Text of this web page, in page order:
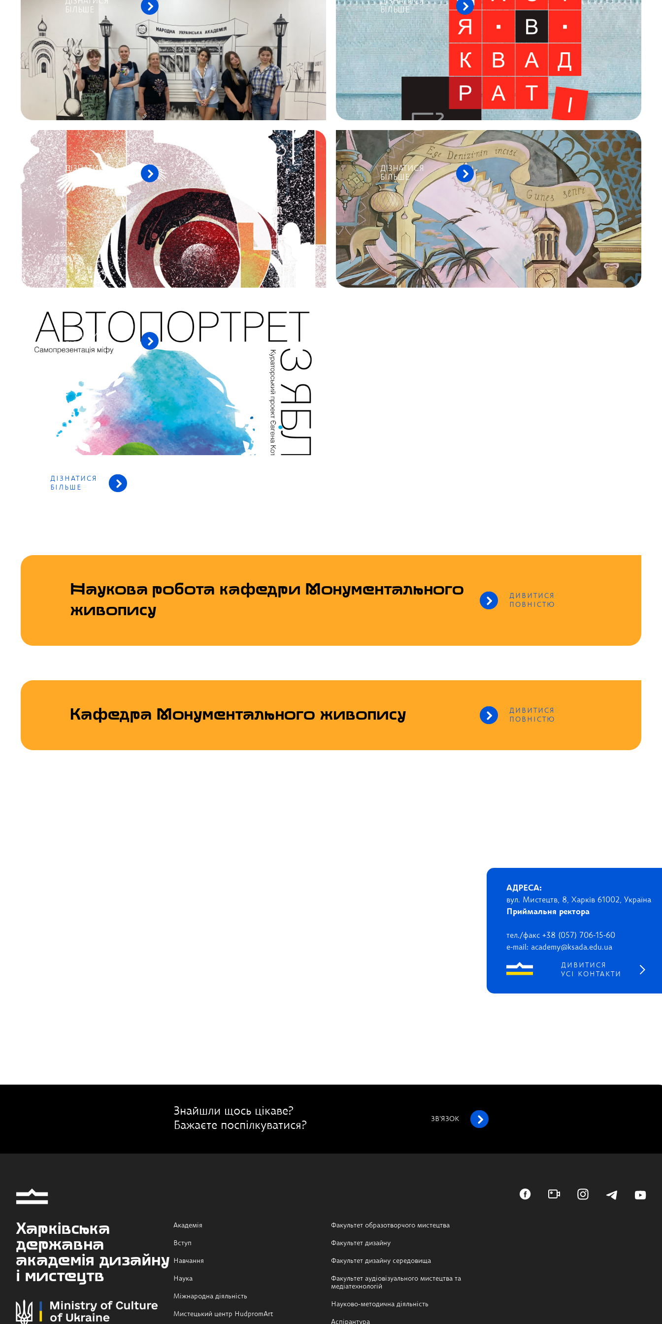
БІЛЬШЕ
БІЛЬШЕ
ДІЗНАТИСЯ
БІЛЬШЕ
ДІЗНАТИСЯ
БІЛЬШЕ
ДІЗНАТИСЯ
БІЛЬШЕ
ДІЗНАТИСЯ
БІЛЬШЕ
Наукова робота кафедри Монументального
живопису
ДИВИТИСЯ
ПОВНІСТЮ
Кафедра Монументального живопису
ДИВИТИСЯ
ПОВНІСТЮ
АДРЕСА:
вул. Мистецтв, 8, Харків 61002, Україна
Приймальня ректора
тел./факс +38 (057) 706-15-60
e-mail: academy@ksada.edu.ua
ДИВИТИСЯ
УСІ КОНТАКТИ
Знайшли щось цікаве?
Бажаєте поспілкуватися?
ЗВ’ЯЗОК
Харківська
державна
академія дизайну
і мистецтв
Академія
Вступ
Навчання
Наука
Міжнародна діяльність
Мистецький центр HudpromArt
Факультет образотворчого мистецтва
Факультет дизайну
Факультет дизайну середовища
Факультет аудіовізуального мистецтва та
медіатехнологій
Науково-методична діяльність
Аспірантура